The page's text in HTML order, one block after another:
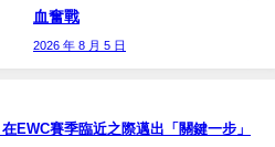
血奮戰
2026 年 8 月 5 日
EWC賽季臨近之際邁出「關鍵一步」